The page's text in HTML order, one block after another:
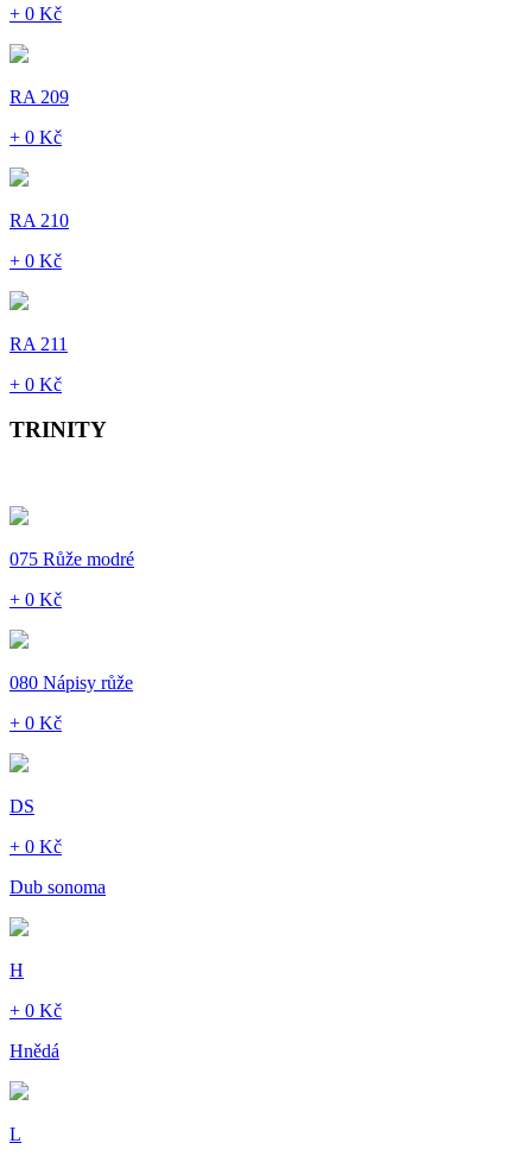
+ 0 Kč
RA 209
+ 0 Kč
RA 210
+ 0 Kč
RA 211
+ 0 Kč
TRINITY
075 Růže modré
+ 0 Kč
080 Nápisy růže
+ 0 Kč
DS
+ 0 Kč
Dub sonoma
H
+ 0 Kč
Hnědá
L